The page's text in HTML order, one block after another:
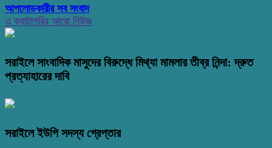
আপলোডকারীর সব সংবাদ
এ ক্যাটাগরির আরো নিউজ
সরাইলে সাংবাদিক মাসুদের বিরুদ্ধে মিথ্যা মামলার তীব্র নিন্দা: দ্রুত
প্রত্যাহারের দাবি
সরাইলে ইউপি সদস্য গ্রেপ্তার